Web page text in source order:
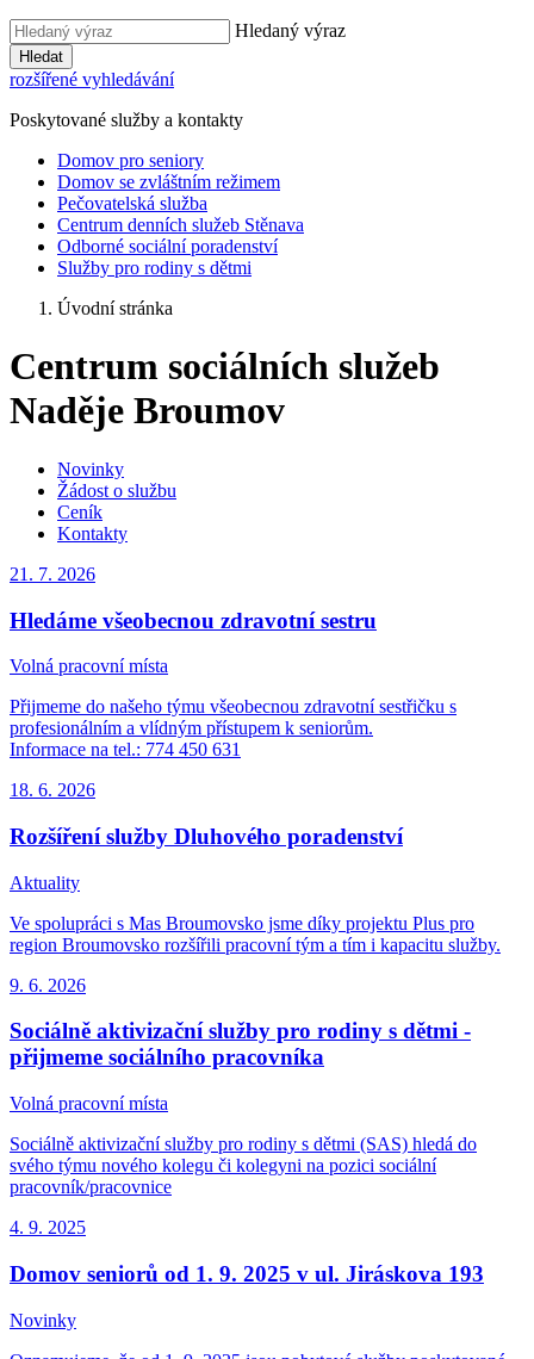
Hledaný výraz
Hledat
rozšířené vyhledávání
Poskytované služby a kontakty
Domov pro seniory
Domov se zvláštním režimem
Pečovatelská služba
Centrum denních služeb Stěnava
Odborné sociální poradenství
Služby pro rodiny s dětmi
Úvodní stránka
Centrum sociálních služeb
Naděje Broumov
Novinky
Žádost o službu
Ceník
Kontakty
21. 7. 2026
Hledáme všeobecnou zdravotní sestru
Volná pracovní místa
Přijmeme do našeho týmu všeobecnou zdravotní sestřičku s
profesionálním a vlídným přístupem k seniorům.
Informace na tel.: 774 450 631
18. 6. 2026
Rozšíření služby Dluhového poradenství
Aktuality
Ve spolupráci s Mas Broumovsko jsme díky projektu Plus pro
region Broumovsko rozšířili pracovní tým a tím i kapacitu služby.
9. 6. 2026
Sociálně aktivizační služby pro rodiny s dětmi -
přijmeme sociálního pracovníka
Volná pracovní místa
Sociálně aktivizační služby pro rodiny s dětmi (SAS) hledá do
svého týmu nového kolegu či kolegyni na pozici sociální
pracovník/pracovnice
4. 9. 2025
Domov seniorů od 1. 9. 2025 v ul. Jiráskova 193
Novinky